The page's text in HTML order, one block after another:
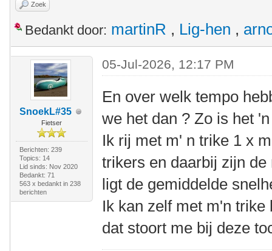
Zoek
Bedankt door: martinR , Lig-hen ,
SnoekL#35
Fietser
Berichten: 239
Topics: 14
Lid sinds: Nov 2020
Bedankt: 71
563 x bedankt in 238
berichten
05-Jul-2026, 12:17 PM
En over welk tempo
we het dan ? Zo is het
Ik rij met m' n trike 1 x
trikers en daarbij zijn
ligt de gemiddelde
Ik kan zelf met m'n
dat stoort me bij deze